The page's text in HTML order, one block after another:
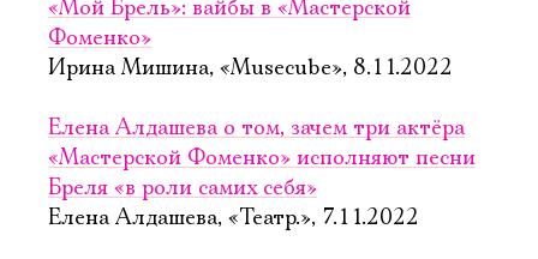
«Мой Брель»: вайбы в «Мастерской
Фоменко»
Ирина Мишина, «Musecube», 8.11.2022
Елена Алдашева о том, зачем три актёра
«Мастерской Фоменко» исполняют песни
Бреля «в роли самих себя»
Елена Алдашева, «Театр.», 7.11.2022